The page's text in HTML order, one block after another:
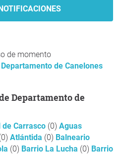
de momento
Departamento de Canelones
Carrasco (0) Aguas
Atlántida (0) Balneario
(0) Barrio La Lucha (0) Barrio